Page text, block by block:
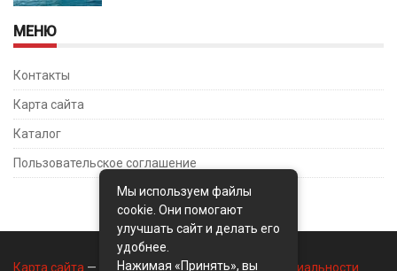
МЕНЮ
Контакты
Карта сайта
Каталог
Пользовательское соглашение
Карта сайта — Контакты— Политика конфиденциальности
Мы используем файлы
cookie. Они помогают
улучшать сайт и делать его
удобнее.
Нажимая «Принять», вы